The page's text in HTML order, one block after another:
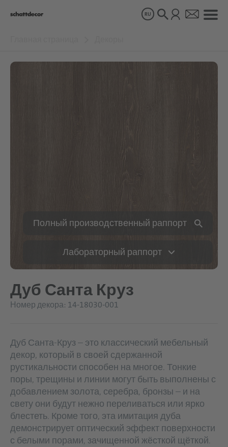
RU
Полный производственный раппорт
Лабораторный раппорт
Дуб Санта Круз
Номер декора: 14-18030-001
Дуб Санта-Круз – это классический мебельный
декор, который в своей сдержанной
рустикальности способен на многое. Тонкие
поры, трещины и линии могут быть выполнены с
добавлением золота, серебра, бронзы – и на
свету они будут нежно переливаться или ярко
блестеть. Кроме того, эта имитация дуба
демонстрирует оптический эффект поверхности
с белыми порами, зачищенной жёсткой щёткой.